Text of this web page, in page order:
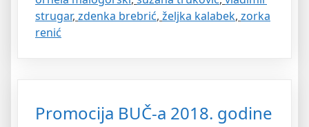
strugar, zdenka brebrić, željka kalabek, zorka
renić
Promocija BUČ-a 2018. godine